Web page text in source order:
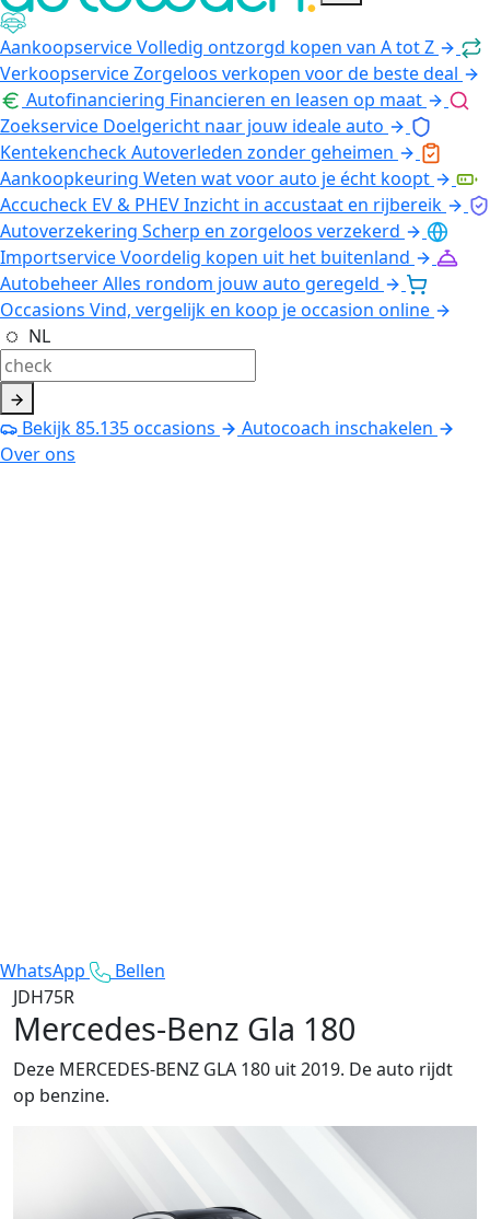
AankoopserviceVolledig ontzorgd kopen van A tot Z
VerkoopserviceZorgeloos verkopen voor de beste deal
Autofinanciering Financieren en leasen op maat
Zoekservice Doelgericht naar jouw ideale auto
KentekencheckAutoverleden zonder geheimen
Aankoopkeuring Weten wat voor auto je écht koopt
Accucheck EV & PHEVInzicht in accustaat en rijbereik
Autoverzekering Scherp en zorgeloos verzekerd
ImportserviceVoordelig kopen uit het buitenland
AutobeheerAlles rondom jouw auto geregeld
Occasions Vind, vergelijk en koop je occasion online
NL
Bekijk85.135occasions
Autocoach inschakelen
Over ons
WhatsApp
Bellen
JDH75R
Mercedes-Benz Gla 180
Deze MERCEDES-BENZ GLA 180 uit 2019. De auto rijdt
op benzine.